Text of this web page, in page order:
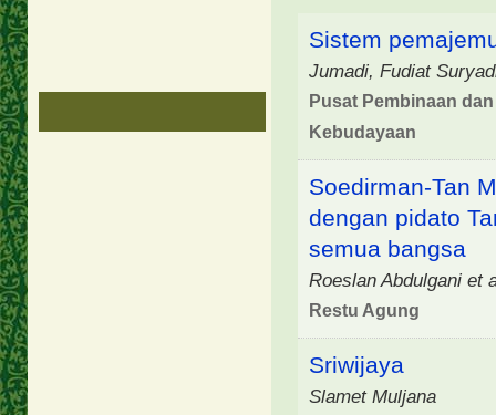
Sistem
Jumadi, Fudiat
Pusat Pembinaan
Kebudayaan
Soedirman-Tan
dengan pidato
semua bangsa
Roeslan Abdulgani et
Restu Agung
Sriwijaya
Slamet Muljana